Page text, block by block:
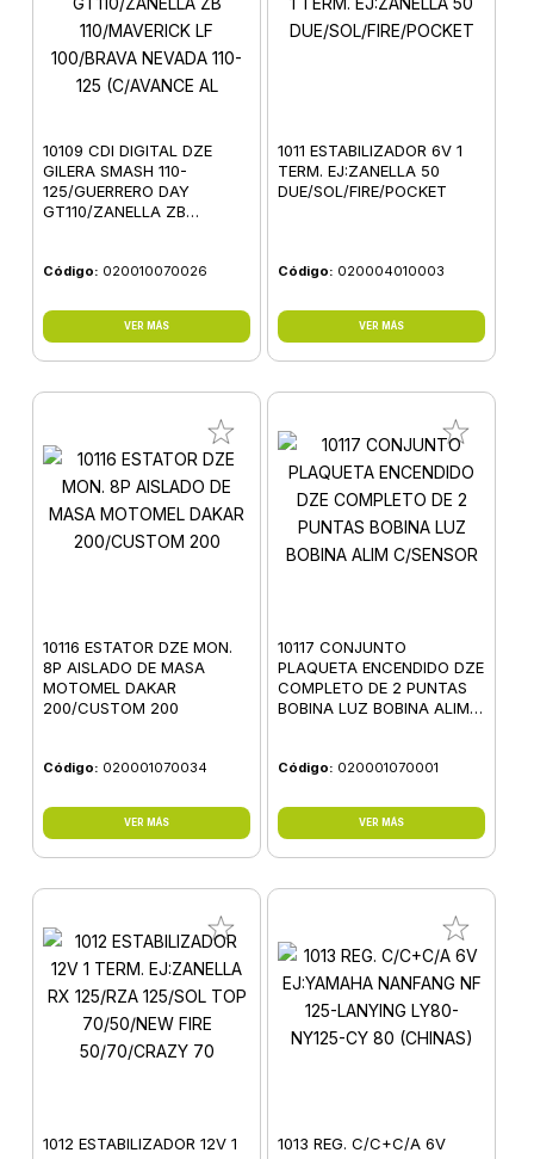
10109 CDI DIGITAL DZE
GILERA SMASH 110-
125/GUERRERO DAY
GT110/ZANELLA ZB
(C/AVANCE AL
Código: 020010070026
VER MÁS
1011 ESTABILIZADOR 6V 1
TERM. EJ:ZANELLA 50
DUE/SOL/FIRE/POCKET
Código: 020004010003
VER MÁS
10116 ESTATOR DZE MON.
8P AISLADO DE MASA
MOTOMEL DAKAR
200/CUSTOM 200
Código: 020001070034
VER MÁS
10117 CONJUNTO
PLAQUETA ENCENDIDO DZE
COMPLETO DE 2 PUNTAS
BOBINA LUZ BOBINA ALIM
Código: 020001070001
VER MÁS
1012 ESTABILIZADOR 12V 1
1013 REG. C/C+C/A 6V